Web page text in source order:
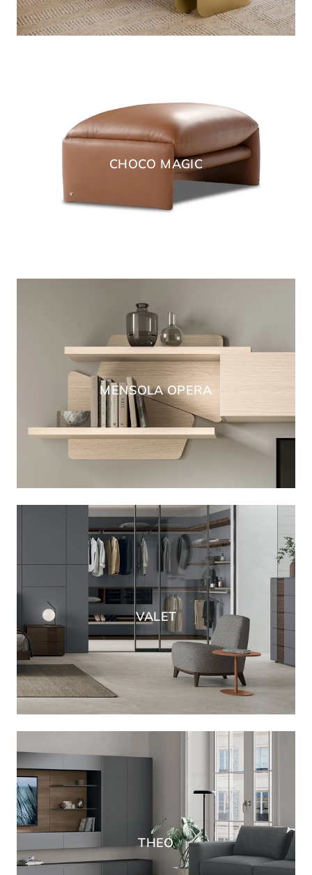
CHOCO MAGIC
MENSOLA OPERA
VALET
THEO